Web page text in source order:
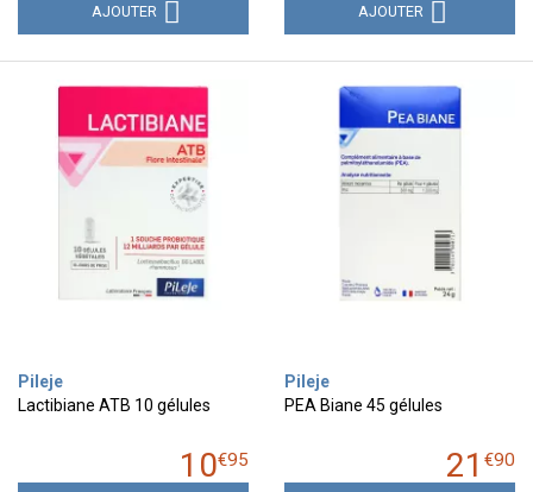
AJOUTER AJOUTER
Pileje
Lactibiane ATB 10 gélules
10€95
Pileje
PEA Biane 45 gélules
21 €90